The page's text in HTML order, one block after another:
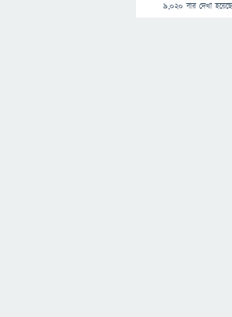
9,020 বার দেখা হয়েছে